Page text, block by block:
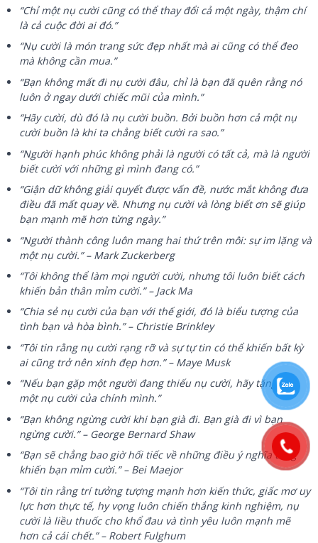
“Chỉ một nụ cười cũng có thể thay đổi cả một ngày, thậm chí
là cả cuộc đời ai đó.”
“Nụ cười là món trang sức đẹp nhất mà ai cũng có thể đeo
mà không cần mua.”
“Bạn không mất đi nụ cười đâu, chỉ là bạn đã quên rằng nó
luôn ở ngay dưới chiếc mũi của mình.”
“Hãy cười, dù đó là nụ cười buồn. Bởi buồn hơn cả một nụ
cười buồn là khi ta chẳng biết cười ra sao.”
“Người hạnh phúc không phải là người có tất cả, mà là người
biết cười với những gì mình đang có.”
“Giận dữ không giải quyết được vấn đề, nước mắt không đưa
điều đã mất quay về. Nhưng nụ cười và lòng biết ơn sẽ giúp
bạn mạnh mẽ hơn từng ngày.”
“Người thành công luôn mang hai thứ trên môi: sự im lặng và
một nụ cười.” – Mark Zuckerberg
“Tôi không thể làm mọi người cười, nhưng tôi luôn biết cách
khiến bản thân mỉm cười.” – Jack Ma
“Chia sẻ nụ cười của bạn với thế giới, đó là biểu tượng của
tình bạn và hòa bình.” – Christie Brinkley
“Tôi tin rằng nụ cười rạng rỡ và sự tự tin có thể khiến bất kỳ
ai cũng trở nên xinh đẹp hơn.” – Maye Musk
“Nếu bạn gặp một người đang thiếu nụ cười, hãy tặng họ
một nụ cười của chính mình.”
“Bạn không ngừng cười khi bạn già đi. Bạn già đi vì bạn
ngừng cười.” – George Bernard Shaw
“Bạn sẽ chẳng bao giờ hối tiếc về những điều ý nghĩa từng
khiến bạn mỉm cười.” – Bei Maejor
“Tôi tin rằng trí tưởng tượng mạnh hơn kiến thức, giấc mơ uy
lực hơn thực tế, hy vọng luôn chiến thắng kinh nghiệm, nụ
cười là liều thuốc cho khổ đau và tình yêu luôn mạnh mẽ
hơn cả cái chết.” – Robert Fulghum